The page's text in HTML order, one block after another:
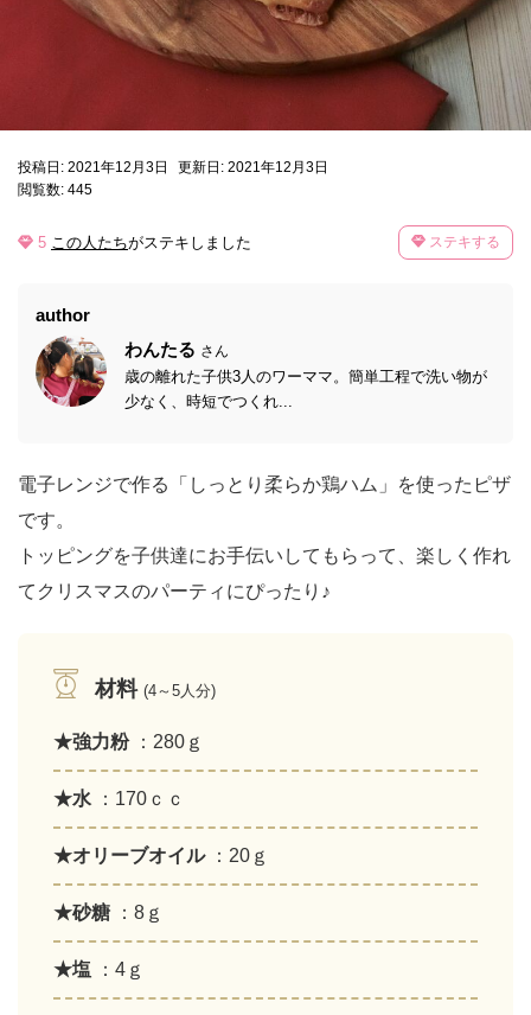
投稿日: 2021年12月3日
更新日: 2021年12月3日
閲覧数: 445
5 この人たちがステキしました ステキする
author
わんたる さん
歳の離れた子供3人のワーママ。簡単工程で洗い物が
少なく、時短でつくれ...
電子レンジで作る「しっとり柔らか鶏ハム」を使ったピザ
です。
トッピングを子供達にお手伝いしてもらって、楽しく作れ
てクリスマスのパーティにぴったり♪
材料 (4～5人分)
★強力粉 ：280ｇ
★水 ：170ｃｃ
★オリーブオイル ：20ｇ
★砂糖 ：8ｇ
★塩 ：4ｇ